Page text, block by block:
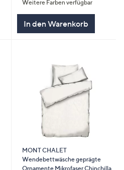
5
Weitere Farben verfügbar
In den Warenkorb
MONT CHALET
Wendebettwäsche geprägte
Ornamente Mikrofaser Chinchilla